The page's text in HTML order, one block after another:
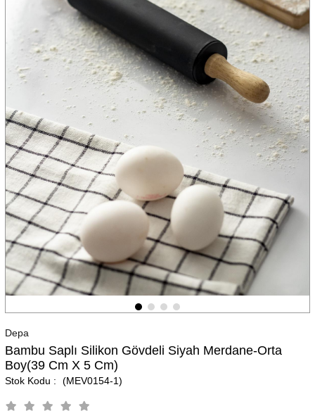
Depa
Bambu Saplı Silikon Gövdeli Siyah Merdane-Orta
Boy(39 Cm X 5 Cm)
(MEV0154-1)